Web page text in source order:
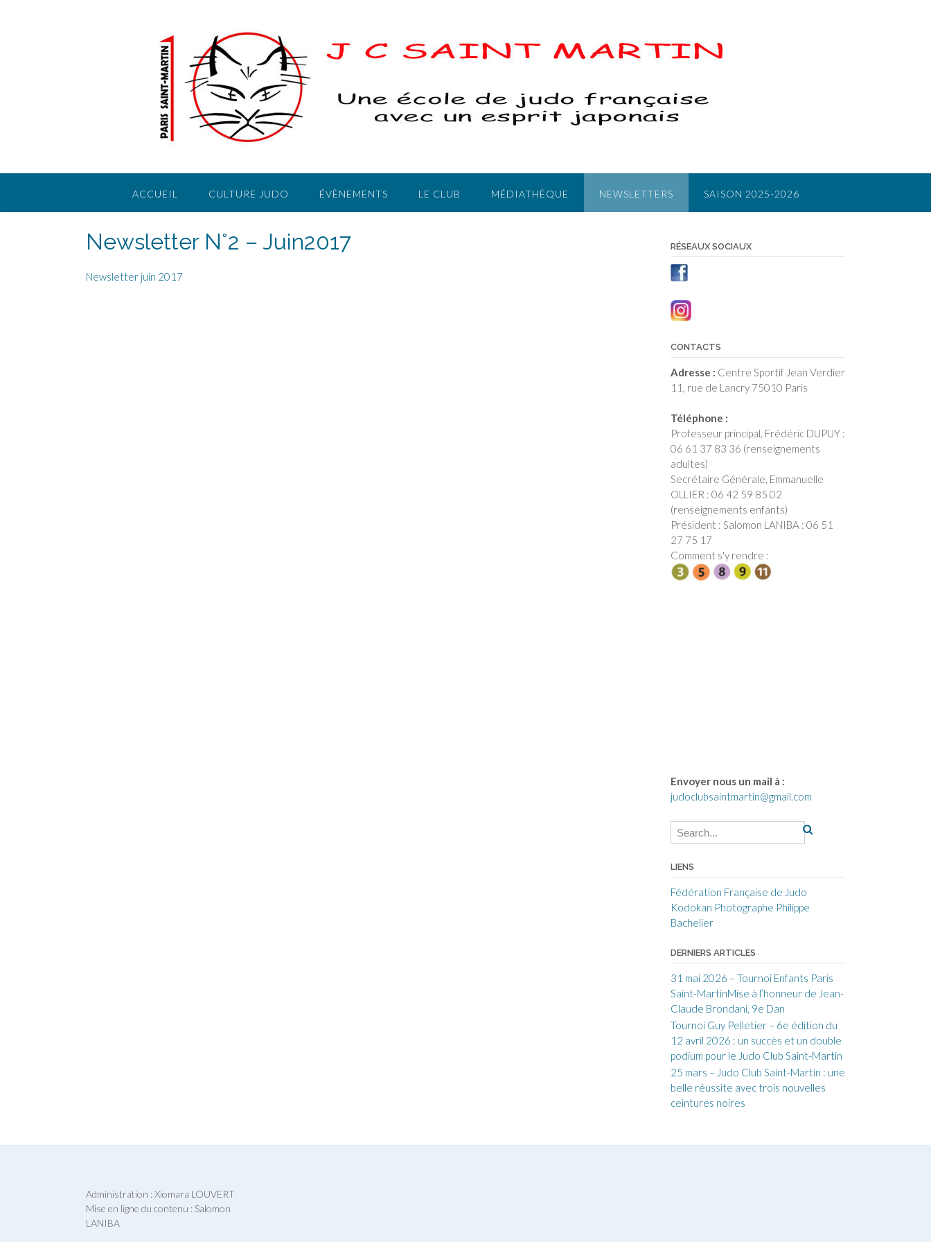
ACCUEIL CULTURE JUDO ÉVÈNEMENTS LE CLUB MÉDIATHÈQUE NEWSLETTERS SAISON 2025-2026
Newsletter N°2 – Juin2017
Newsletter juin 2017
RÉSEAUX SOCIAUX
CONTACTS
Adresse : Centre Sportif Jean Verdier
11, rue de Lancry 75010 Paris
Téléphone :
Professeur principal, Frédéric DUPUY :
06 61 37 83 36 (renseignements
adultes)
Secrétaire Générale, Emmanuelle
OLLIER : 06 42 59 85 02
(renseignements enfants)
Président : Salomon LANIBA : 06 51
27 75 17
Comment s'y rendre :
Envoyer nous un mail à :
judoclubsaintmartin@gmail.com
LIENS
Fédération Française de Judo
Kodokan Photographe Philippe
Bachelier
DERNIERS ARTICLES
31 mai 2026 – Tournoi Enfants Paris
Saint-MartinMise à l’honneur de Jean-
Claude Brondani, 9e Dan
Tournoi Guy Pelletier – 6e édition du
12 avril 2026 : un succès et un double
podium pour le Judo Club Saint-Martin
25 mars – Judo Club Saint-Martin : une
belle réussite avec trois nouvelles
ceintures noires
Administration : Xiomara LOUVERT
Mise en ligne du contenu : Salomon
LANIBA